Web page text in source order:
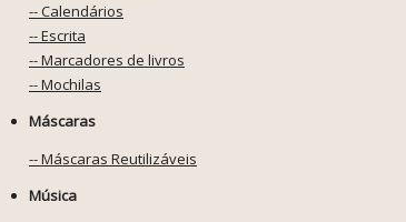
-- Calendários
-- Escrita
-- Marcadores de livros
-- Mochilas
Máscaras
-- Máscaras Reutilizáveis
Música